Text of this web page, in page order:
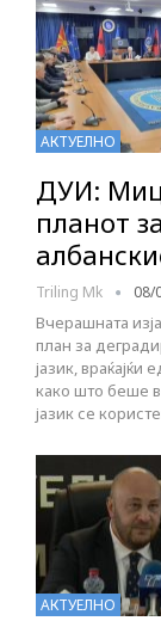
АКТУЕЛНО
ДУИ:
планот
Triling Mk 08/
Вчерашната
план за
јазик,
како што беше
јазик се
АКТУЕЛНО